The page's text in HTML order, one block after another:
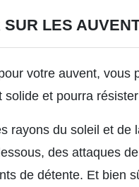
SUR LES
votre auvent, vous
solide et pourra
rayons du soleil et
des attaques
de détente. Et bien